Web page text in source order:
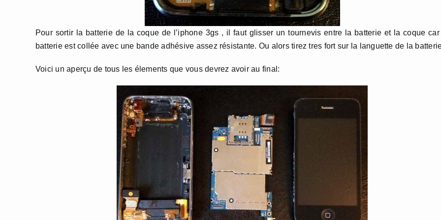
Pour sortir la batterie de la coque de l’iphone 3gs , il faut glisser un tournevis entre la batterie et la coque
batterie est collée avec une bande adhésive assez résistante. Ou alors tirez tres fort sur la languette de la
Voici un aperçu de tous les élements que vous devrez avoir au final: